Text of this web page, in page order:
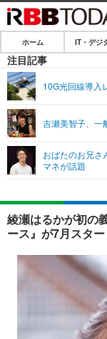
ホーム
IT・デジタル
ショッピング
SPEED TEST
エンタメ
エンタメTOP
音楽
ショッピング
ライフ
ライフTOP
ペット
その他
リリース一覧
プッシュ通知の停
ホーム IT・デジ
注目記事
10G光回線導入
吉瀬美智子、一
おばたのお兄さ
マネが話題
綾瀬はるかが初の
ース』が7月スタ